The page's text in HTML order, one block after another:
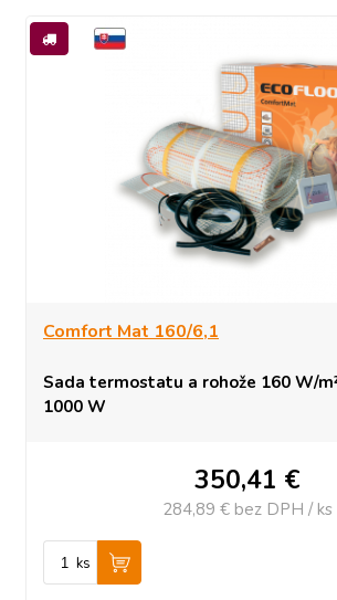
Comfort Mat 160/6,1
Sada termostatu a rohože 160 W/
1000 W
350,41 €
284,89 € bez DPH / ks
ks